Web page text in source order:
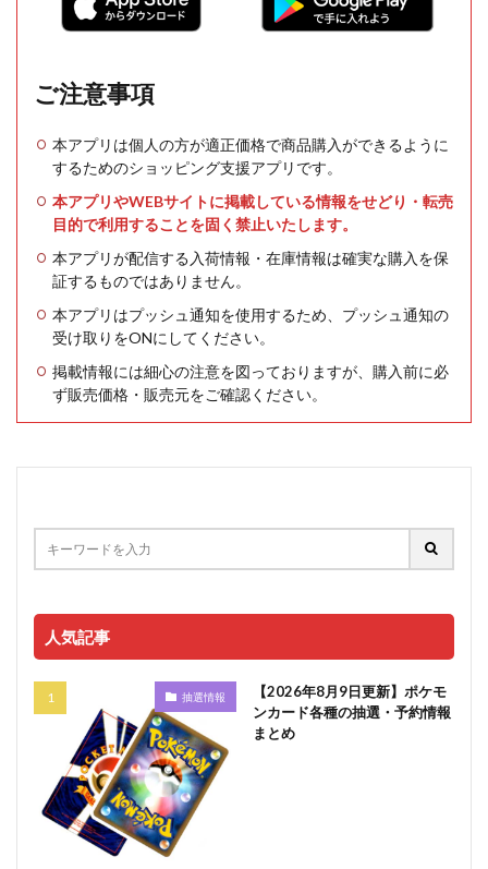
ご注意事項
本アプリは個人の方が適正価格で商品購入ができるように
するためのショッピング支援アプリです。
本アプリやWEBサイトに掲載している情報をせどり・転売
目的で利用することを固く禁止いたします。
本アプリが配信する入荷情報・在庫情報は確実な購入を保
証するものではありません。
本アプリはプッシュ通知を使用するため、プッシュ通知の
受け取りをONにしてください。
掲載情報には細心の注意を図っておりますが、購入前に必
ず販売価格・販売元をご確認ください。
人気記事
抽選情報
【2026年8月9日更新】ポケモ
ンカード各種の抽選・予約情報
まとめ